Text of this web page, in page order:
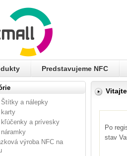
Predstavujeme NFC
Štítky a nálepky
karty
kľúčenky a prívesky
náramky
výroba NFC na
Po
stav